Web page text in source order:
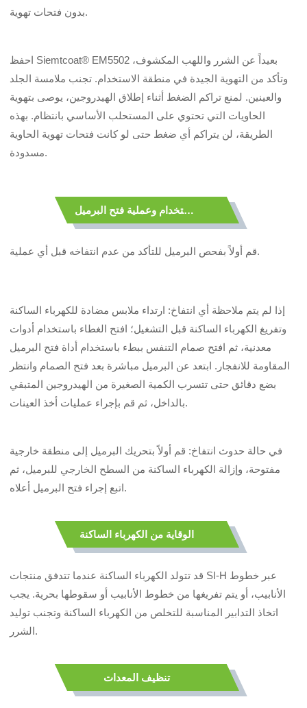
بدون فتحات تهوية.
احفظ Siemtcoat® EM5502 بعيداً عن الشرر واللهب المكشوف،
وتأكد من التهوية الجيدة في منطقة الاستخدام. تجنب ملامسة الجلد
والعينين. لمنع تراكم الضغط أثناء إطلاق الهيدروجين، يوصى بتهوية
الحاويات التي تحتوي على المستحلب الأساسي بانتظام. بهذه
الطريقة، لن يتراكم أي ضغط حتى لو كانت فتحات تهوية الحاوية
مسدودة.
فحص ما قبل الاستخدام وعملية فتح البرميل
قم أولاً بفحص البرميل للتأكد من عدم انتفاخه قبل أي عملية.
إذا لم يتم ملاحظة أي انتفاخ: ارتداء ملابس مضادة للكهرباء الساكنة
وتفريغ الكهرباء الساكنة قبل التشغيل؛ افتح الغطاء باستخدام أدوات
معدنية، ثم افتح صمام التنفس ببطء باستخدام أداة فتح البرميل
المقاومة للانفجار. ابتعد عن البرميل مباشرة بعد فتح الصمام وانتظر
بضع دقائق حتى تتسرب الكمية الصغيرة من الهيدروجين المتبقي
بالداخل، ثم قم بإجراء عمليات أخذ العينات.
في حالة حدوث انتفاخ: قم أولاً بتحريك البرميل إلى منطقة خارجية
مفتوحة، وإزالة الكهرباء الساكنة من السطح الخارجي للبرميل، ثم
اتبع إجراء فتح البرميل أعلاه.
الوقاية من الكهرباء الساكنة
قد تتولد الكهرباء الساكنة عندما تتدفق منتجات SI-H عبر خطوط
الأنابيب، أو يتم تفريغها من خطوط الأنابيب أو سقوطها بحرية. يجب
اتخاذ التدابير المناسبة للتخلص من الكهرباء الساكنة وتجنب توليد
الشرر.
تنظيف المعدات